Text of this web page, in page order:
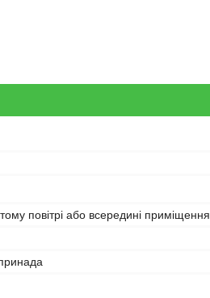
повітрі або всередині приміщення